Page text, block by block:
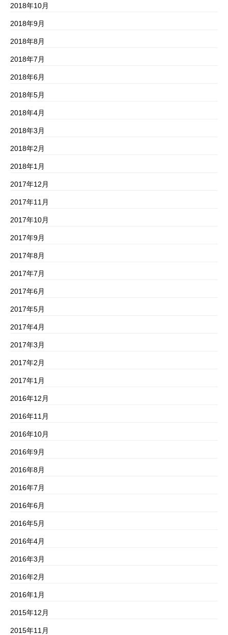
2018年10月
2018年9月
2018年8月
2018年7月
2018年6月
2018年5月
2018年4月
2018年3月
2018年2月
2018年1月
2017年12月
2017年11月
2017年10月
2017年9月
2017年8月
2017年7月
2017年6月
2017年5月
2017年4月
2017年3月
2017年2月
2017年1月
2016年12月
2016年11月
2016年10月
2016年9月
2016年8月
2016年7月
2016年6月
2016年5月
2016年4月
2016年3月
2016年2月
2016年1月
2015年12月
2015年11月